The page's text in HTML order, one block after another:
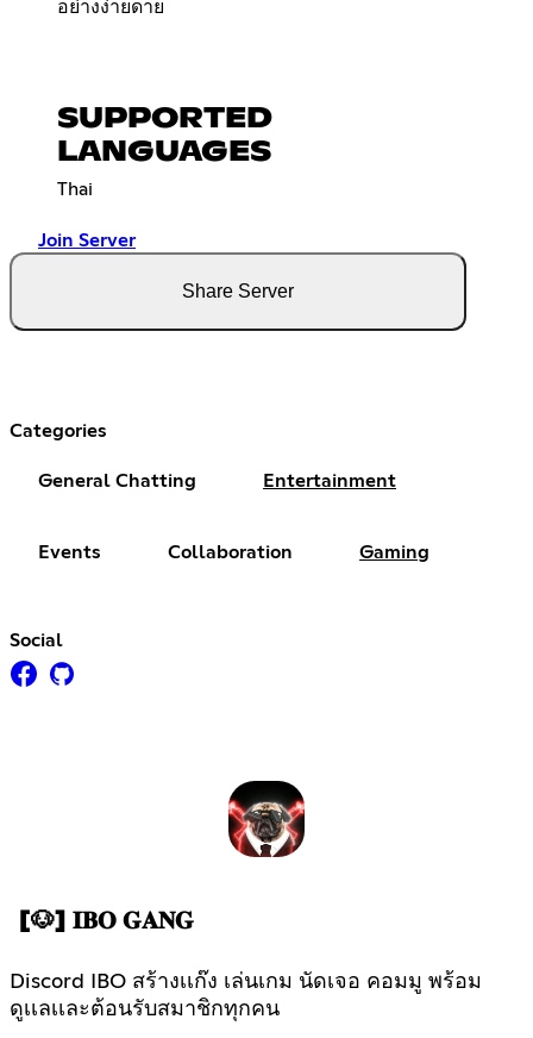
อย่างง่ายดาย
SUPPORTED
LANGUAGES
Thai
Join Server
Share Server
Categories
General Chatting Entertainment
Events Collaboration Gaming
Social
[🐶] 𝐈𝐁𝐎 𝐆𝐀𝐍𝐆
Discord IBO สร้างเเก๊ง เล่นเกม นัดเจอ คอมมู พร้อม
ดูเเลเเละต้อนรับสมาชิกทุกคน